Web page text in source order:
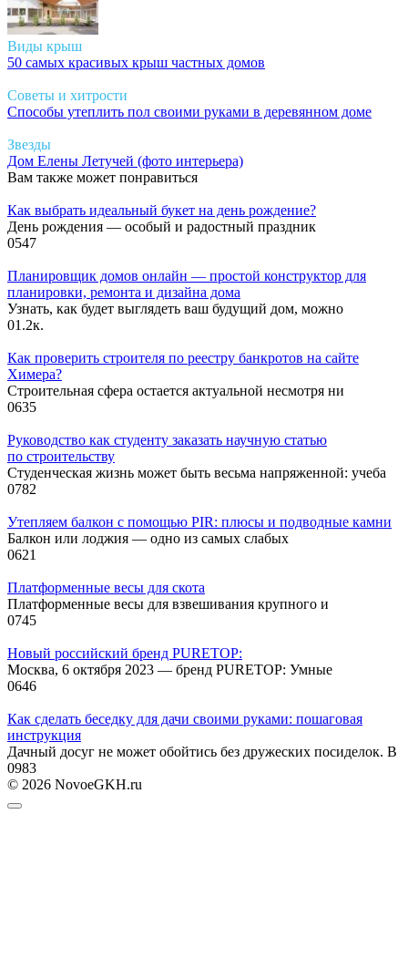
Виды крыш
50 самых красивых крыш частных домов
Советы и хитрости
Способы утеплить пол своими руками в деревянном доме
Звезды
Дом Елены Летучей (фото интерьера)
Вам также может понравиться
Как выбрать идеальный букет на день рождение?
День рождения — особый и радостный праздник
0547
Планировщик домов онлайн — простой конструктор для
планировки, ремонта и дизайна дома
Узнать, как будет выглядеть ваш будущий дом, можно
01.2к.
Как проверить строителя по реестру банкротов на сайте
Химера?
Строительная сфера остается актуальной несмотря ни
0635
Руководство как студенту заказать научную статью
по строительству
Студенческая жизнь может быть весьма напряженной: учеба
0782
Утепляем балкон с помощью PIR: плюсы и подводные камни
Балкон или лоджия — одно из самых слабых
0621
Платформенные весы для скота
Платформенные весы для взвешивания крупного и
0745
Новый российский бренд PURETOP:
Москва, 6 октября 2023 — бренд PURETOP: Умные
0646
Как сделать беседку для дачи своими руками: пошаговая
инструкция
Дачный досуг не может обойтись без дружеских посиделок. В
0983
© 2026 NovoeGKH.ru